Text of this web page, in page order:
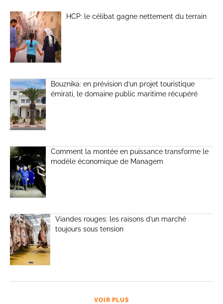
HCP: le célibat gagne nettement du terrain
Bouznika: en prévision d’un projet touristique
émirati, le domaine public maritime récupéré
Comment la montée en puissance transforme le
modèle économique de Managem
Viandes rouges: les raisons d’un marché
toujours sous tension
VOIR PLUS